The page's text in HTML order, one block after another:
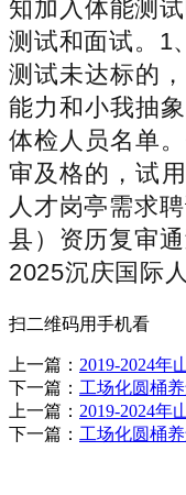
知加入体能测
测试和面试。1
测试未达标的
能力和小我抽
体检人员名单
审及格的，试
人才岗亭需求
县）资历复审
2025沉庆国际
扫二维码用手机看
上一篇： 2019-2024年
下一篇： 工场化圆桶
上一篇： 2019-2024年
下一篇： 工场化圆桶